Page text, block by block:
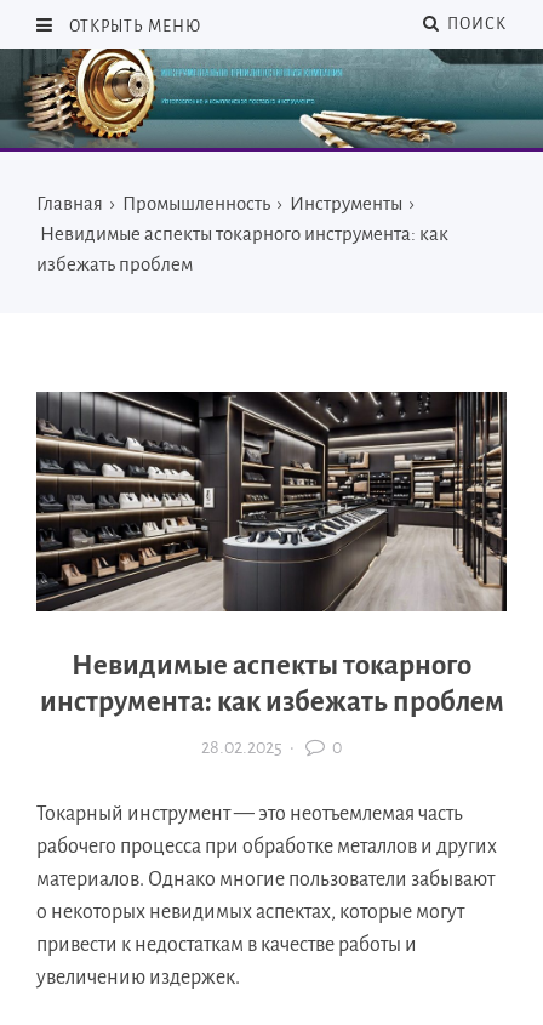
ОТКРЫТЬ МЕНЮ ПОИСК
Главная › Промышленность › Инструменты ›
Невидимые аспекты токарного инструмента: как
избежать проблем
Невидимые аспекты токарного
инструмента: как избежать проблем
28.02.2025 · 0
Токарный инструмент — это неотъемлемая часть
рабочего процесса при обработке металлов и других
материалов. Однако многие пользователи забывают
о некоторых невидимых аспектах, которые могут
привести к недостаткам в качестве работы и
увеличению издержек.